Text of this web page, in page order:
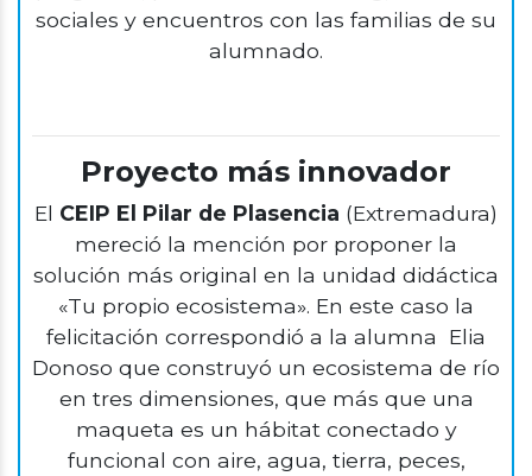
sociales y encuentros con las familias de su
alumnado.
Proyecto más innovador
El CEIP El Pilar de Plasencia (Extremadura)
mereció la mención por proponer la
solución más original en la unidad didáctica
«Tu propio ecosistema». En este caso la
felicitación correspondió a la alumna Elia
Donoso que construyó un ecosistema de río
en tres dimensiones, que más que una
maqueta es un hábitat conectado y
funcional con aire, agua, tierra, peces,